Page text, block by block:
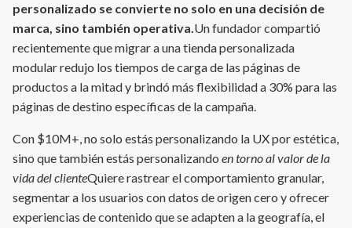
personalizado se convierte no solo en una decisión de
marca, sino también operativa.Un fundador compartió
recientemente que migrar a una tienda personalizada
modular redujo los tiempos de carga de las páginas de
productos a la mitad y brindó más flexibilidad a 30% para las
páginas de destino específicas de la campaña.
Con $10M+, no solo estás personalizando la UX por estética,
sino que también estás personalizando en torno al valor de la
vida del clienteQuiere rastrear el comportamiento granular,
segmentar a los usuarios con datos de origen cero y ofrecer
experiencias de contenido que se adapten a la geografía, el